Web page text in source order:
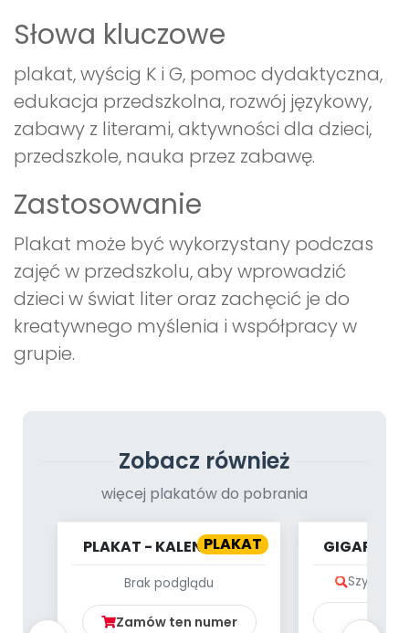
Słowa kluczowe
plakat, wyścig K i G, pomoc dydaktyczna,
edukacja przedszkolna, rozwój językowy,
zabawy z literami, aktywności dla dzieci,
przedszkole, nauka przez zabawę.
Zastosowanie
Plakat może być wykorzystany podczas
zajęć w przedszkolu, aby wprowadzić
dzieci w świat liter oraz zachęcić je do
kreatywnego myślenia i współpracy w
grupie.
Zobacz również
więcej plakatów do pobrania
PLAKAT
PLAKAT - KALENDARZ -
Brak podglądu
Zamów ten numer
Szybki